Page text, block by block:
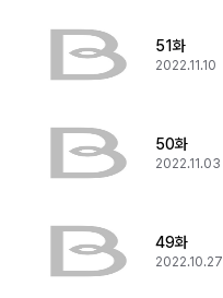
51화
2022.11.10
50화
2022.11.03
49화
2022.10.27